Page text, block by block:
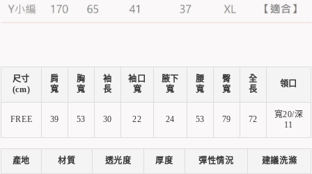
尺寸
(cm)
肩
寬
胸
寬
袖
長
袖口
寬
腋下
寬
腰
寬
臀
寬
全
長
領口
FREE 39 53 30 22 24 53 79 72
寬20/深
11
產地 材質 透光度 厚度 彈性情況 建議洗滌